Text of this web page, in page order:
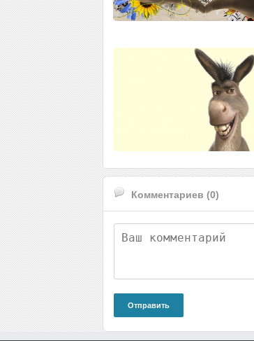
Комментариев (0)
Отправить